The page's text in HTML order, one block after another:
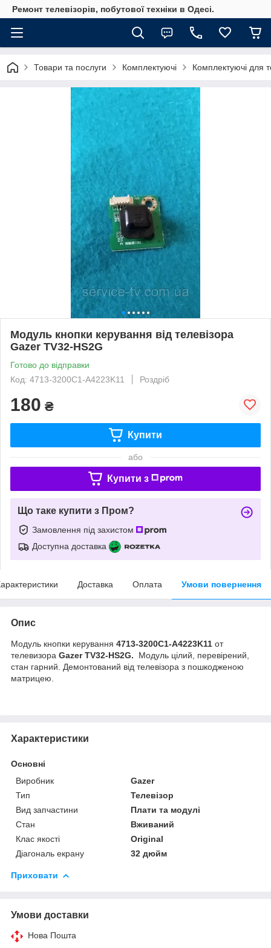
Ремонт телевізорів, побутової техніки в Одесі.
Товари та послуги Комплектуючі Комплектуючі для
Модуль кнопки керування від телевізора
Gazer TV32-HS2G
Готово до відправки
Код: 4713-3200C1-A4223K11
Роздріб
180 ₴
Купити
або
Купити з
Що таке купити з Пром?
Замовлення під захистом
Доступна доставка
Доставка Оплата Умови повернення
Опис
Модуль кнопки керування 4713-3200C1-A4223K11 от
телевизора Gazer TV32-HS2G. Модуль цілий, перевірений,
стан гарний. Демонтований від телевізора з пошкодженою
матрицею.
Характеристики
Основні
Виробник
Gazer
Тип
Телевізор
Вид запчастини
Плати та модулі
Стан
Вживаний
Клас якості
Original
Діагональ екрану
32 дюйм
Приховати
Умови доставки
Нова Пошта